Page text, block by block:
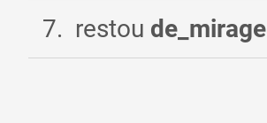
7. restou de_mirage